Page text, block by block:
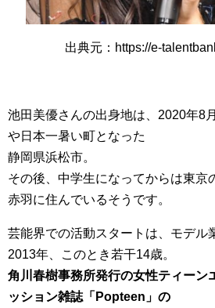
出典元：https://e-
池田美優さんの出身地は、2020年8
や日本一暑い町となった
静岡県浜松市。
その後、中学生になってからは東京
赤羽に住んでいるそうです。
芸能界での活動スタートは、モデル
2013年、このとき若干14歳。
角川春樹事務所発行の女性ティーン
ッション雑誌「Popteen」の